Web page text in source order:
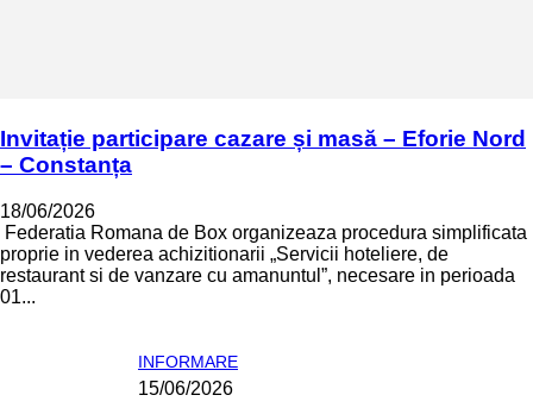
Invitație participare cazare și masă – Eforie Nord
– Constanța
18/06/2026
Federatia Romana de Box organizeaza procedura simplificata
proprie in vederea achizitionarii „Servicii hoteliere, de
restaurant si de vanzare cu amanuntul”, necesare in perioada
01...
INFORMARE
15/06/2026